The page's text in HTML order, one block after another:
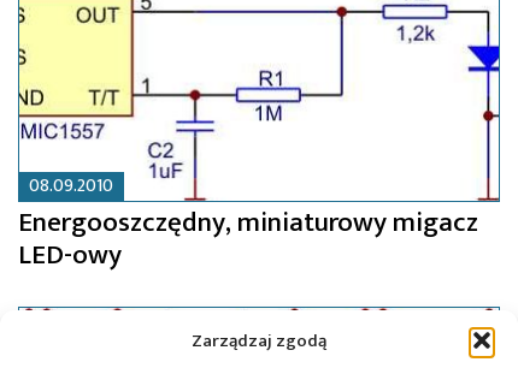
Zarządzaj zgodą
08.09.2010
Energooszczędny, miniaturowy migacz
LED-owy